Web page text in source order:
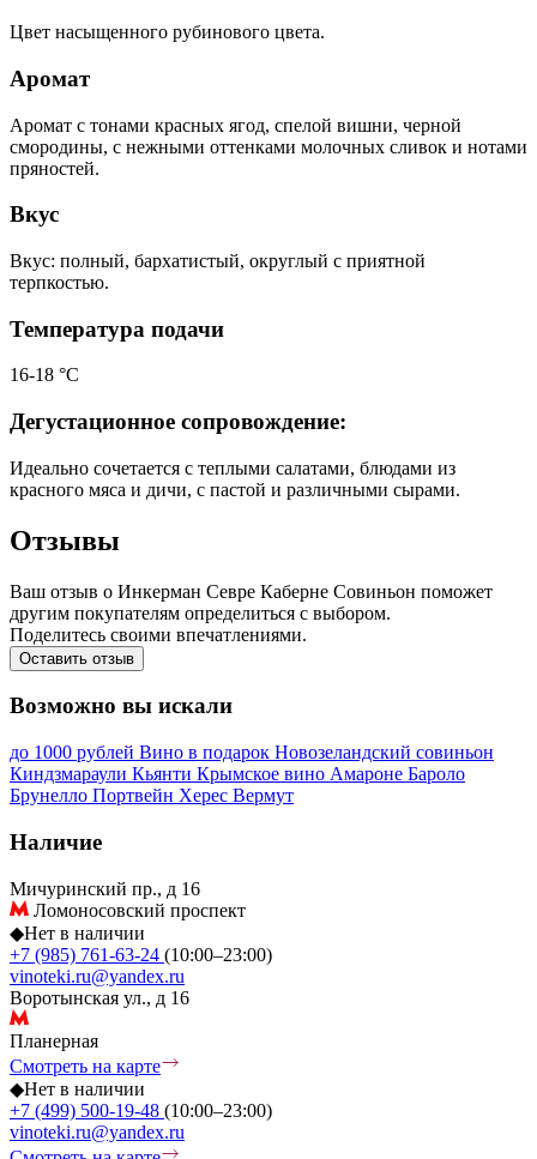
Цвет насыщенного рубинового цвета.
Аромат
Аромат с тонами красных ягод, спелой вишни, черной
смородины, с нежными оттенками молочных сливок и нотами
пряностей.
Вкус
Вкус: полный, бархатистый, округлый с приятной
терпкостью.
Температура подачи
16-18 °С
Дегустационное сопровождение:
Идеально сочетается с теплыми салатами, блюдами из
красного мяса и дичи, с пастой и различными сырами.
Отзывы
Ваш отзыв о Инкерман Севре Каберне Совиньон поможет
другим покупателям определиться с выбором.
Поделитесь своими впечатлениями.
Оставить отзыв
Возможно вы искали
до 1000 рублей Вино в подарок Новозеландский совиньон
Киндзмараули Кьянти Крымское вино Амароне Бароло
Брунелло Портвейн Херес Вермут
Наличие
Мичуринский пр., д 16
Ломоносовский проспект
◆Нет в наличии
+7 (985) 761-63-24 (10:00–23:00)
vinoteki.ru@yandex.ru
Воротынская ул., д 16
Планерная
Смотреть на карте
◆Нет в наличии
+7 (499) 500-19-48 (10:00–23:00)
vinoteki.ru@yandex.ru